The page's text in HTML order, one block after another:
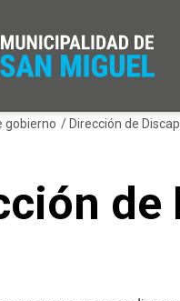
gobierno / Dirección de
de